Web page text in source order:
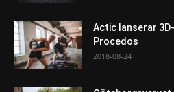
Actic lanserar
Procedos
2018-08-24